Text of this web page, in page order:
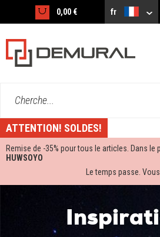
0,00 € fr
Cherche...
ATTENTION! SOLDES!
Remise de -35% pour tous le articles. Dans le
HUWSOYO
Le temps passe.